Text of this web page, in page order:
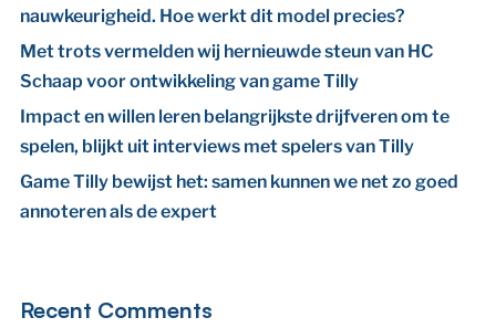
nauwkeurigheid. Hoe werkt dit model precies?
Met trots vermelden wij hernieuwde steun van HC
Schaap voor ontwikkeling van game Tilly
Impact en willen leren belangrijkste drijfveren om te
spelen, blijkt uit interviews met spelers van Tilly
Game Tilly bewijst het: samen kunnen we net zo goed
annoteren als de expert
Recent Comments